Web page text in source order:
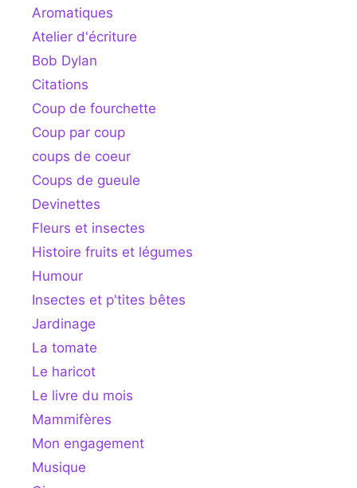
Aromatiques
Atelier d'écriture
Bob Dylan
Citations
Coup de fourchette
Coup par coup
coups de coeur
Coups de gueule
Devinettes
Fleurs et insectes
Histoire fruits et légumes
Humour
Insectes et p'tites bêtes
Jardinage
La tomate
Le haricot
Le livre du mois
Mammifères
Mon engagement
Musique